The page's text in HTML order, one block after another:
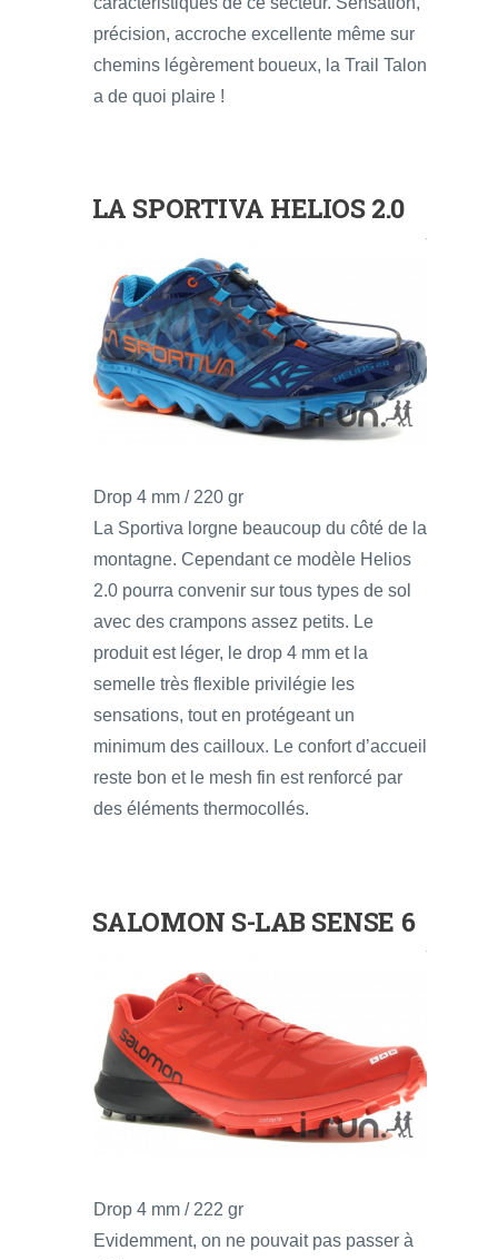
précision, accroche excellente même sur
chemins légèrement boueux, la Trail Talon
a de quoi plaire !
LA SPORTIVA HELIOS 2.0
Drop 4 mm / 220 gr
La Sportiva lorgne beaucoup du côté de la
montagne. Cependant ce modèle Helios
2.0 pourra convenir sur tous types de sol
avec des crampons assez petits. Le
produit est léger, le drop 4 mm et la
semelle très flexible privilégie les
sensations, tout en protégeant un
minimum des cailloux. Le confort d’accueil
reste bon et le mesh fin est renforcé par
des éléments thermocollés.
SALOMON S-LAB SENSE 6
Drop 4 mm / 222 gr
Evidemment, on ne pouvait pas passer à